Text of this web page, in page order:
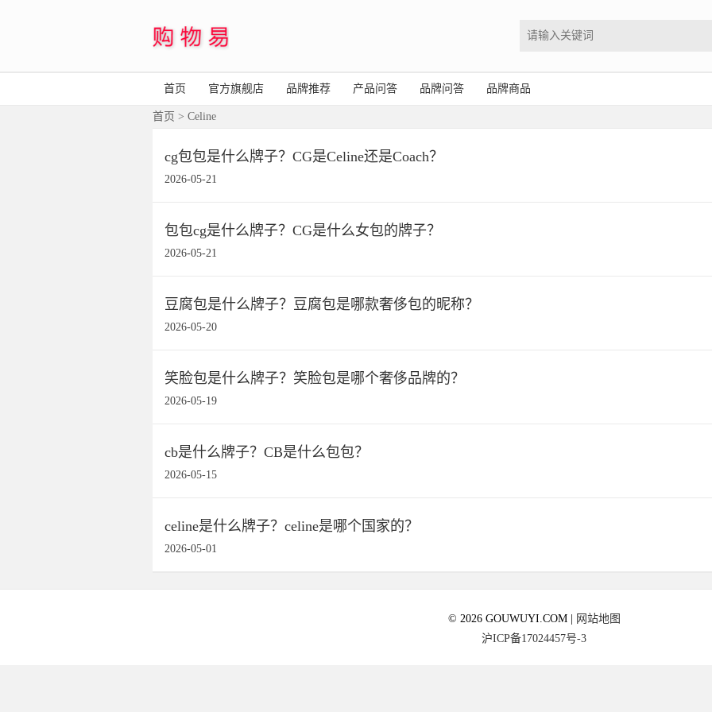
首页 官方旗舰店 品牌推荐 产品问答 品牌问答 品牌商品
首页 > Celine
cg包包是什么牌子？CG是Celine还是Coach？
2026-05-21
包包cg是什么牌子？CG是什么女包的牌子？
2026-05-21
豆腐包是什么牌子？豆腐包是哪款奢侈包的昵称？
2026-05-20
笑脸包是什么牌子？笑脸包是哪个奢侈品牌的？
2026-05-19
cb是什么牌子？CB是什么包包？
2026-05-15
celine是什么牌子？celine是哪个国家的？
2026-05-01
© 2026 GOUWUYI.COM |
网站地图
沪ICP备17024457号-3